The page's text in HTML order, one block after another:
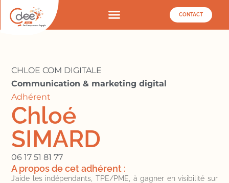
CONTACT
CHLOE COM DIGITALE
Communication & marketing digital
Adhérent
Chloé
SIMARD
06 17 51 81 77
A propos de cet adhérent :
J’aide les indépendants, TPE/PME, à gagner en visibilité sur